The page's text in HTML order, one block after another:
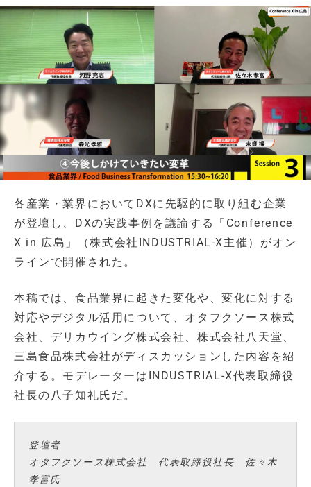
各産業・業界においてDXに先駆的に取り組む企業
が登壇し、DXの実践事例を議論する「Conference
X in 広島」（株式会社INDUSTRIAL-X主催）がオン
ラインで開催された。
本稿では、食品業界に起きた変化や、変化に対する
対応やデジタル活用について、オタフクソース株式
会社、デリカウイング株式会社、株式会社八天堂、
三島食品株式会社がディスカッションした内容を紹
介する。モデレーターはINDUSTRIAL-X代表取締役
社長の八子知礼氏だ。
登壇者
オタフクソース株式会社 代表取締役社長 佐々木
孝富氏